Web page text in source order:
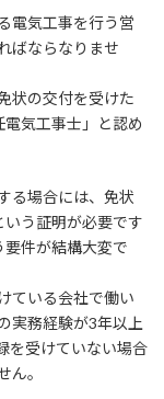
電気工事を行う営
ばならなりませ
状の交付を受けた
気工事士」と認め
る場合には、免状
う証明が必要です
件が結構大変で
ている会社で働い
実務経験が3年以上
を受けていない場合
ん。